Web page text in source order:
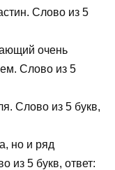
Слово из 5
очень
Слово из 5
Слово из 5 букв,
но и ряд
из 5 букв, ответ: